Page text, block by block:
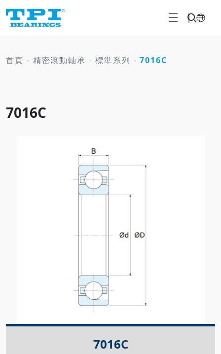
首頁 - 精密滾動軸承 - 標準系列 -7016C
7016C
7016C